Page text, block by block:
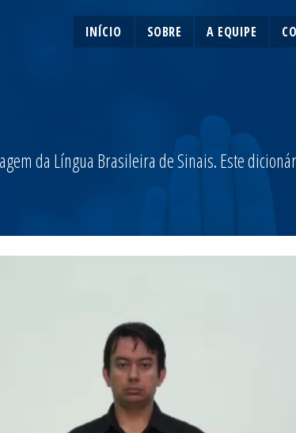
INÍCIO SOBRE A EQUIPE
da Língua Brasileira de Sinais. Este